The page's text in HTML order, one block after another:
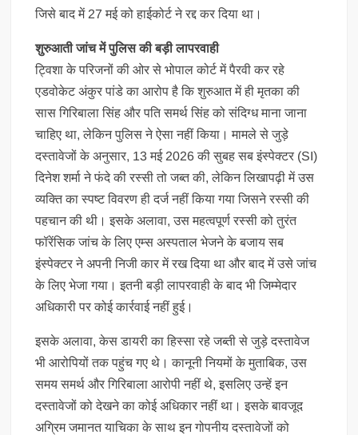
जिसे बाद में 27 मई को हाईकोर्ट ने रद्द कर दिया था।
शुरुआती जांच में पुलिस की बड़ी लापरवाही
ट्विशा के परिजनों की ओर से भोपाल कोर्ट में पैरवी कर रहे
एडवोकेट अंकुर पांडे का आरोप है कि शुरुआत में ही मृतका की
सास गिरिबाला सिंह और पति समर्थ सिंह को संदिग्ध माना जाना
चाहिए था, लेकिन पुलिस ने ऐसा नहीं किया। मामले से जुड़े
दस्तावेजों के अनुसार, 13 मई 2026 की सुबह सब इंस्पेक्टर (SI)
दिनेश शर्मा ने फंदे की रस्सी तो जब्त की, लेकिन लिखापढ़ी में उस
व्यक्ति का स्पष्ट विवरण ही दर्ज नहीं किया गया जिसने रस्सी की
पहचान की थी। इसके अलावा, उस महत्वपूर्ण रस्सी को तुरंत
फॉरेंसिक जांच के लिए एम्स अस्पताल भेजने के बजाय सब
इंस्पेक्टर ने अपनी निजी कार में रख दिया था और बाद में उसे जांच
के लिए भेजा गया। इतनी बड़ी लापरवाही के बाद भी जिम्मेदार
अधिकारी पर कोई कार्रवाई नहीं हुई।
इसके अलावा, केस डायरी का हिस्सा रहे जब्ती से जुड़े दस्तावेज
भी आरोपियों तक पहुंच गए थे। कानूनी नियमों के मुताबिक, उस
समय समर्थ और गिरिबाला आरोपी नहीं थे, इसलिए उन्हें इन
दस्तावेजों को देखने का कोई अधिकार नहीं था। इसके बावजूद
अग्रिम जमानत याचिका के साथ इन गोपनीय दस्तावेजों को